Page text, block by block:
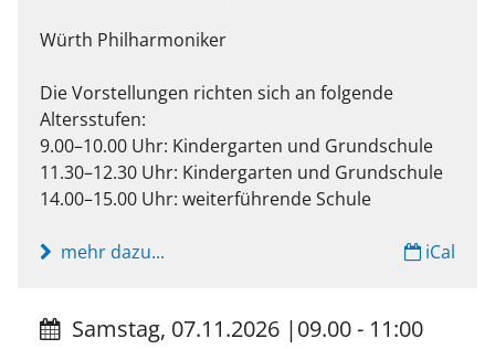
Würth Philharmoniker
Die Vorstellungen richten sich an folgende
Altersstufen:
9.00–10.00 Uhr: Kindergarten und Grundschule
11.30–12.30 Uhr: Kindergarten und Grundschule
14.00–15.00 Uhr: weiterführende Schule
iCal
mehr dazu...
Samstag, 07.11.2026 |09.00 - 11:00